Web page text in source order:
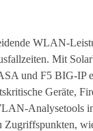
WLAN-
Mit
und F5 BIG-IP
Geräte,
Analysetools
Zugriffspunkten,